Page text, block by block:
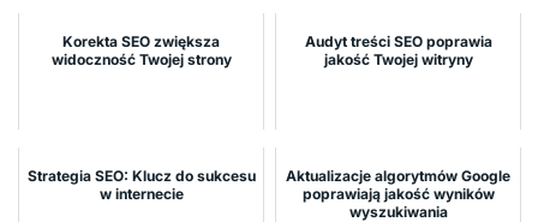
Korekta SEO zwiększa
widoczność Twojej strony
Audyt treści SEO poprawia
jakość Twojej witryny
Strategia SEO: Klucz do sukcesu
w internecie
Aktualizacje algorytmów Google
poprawiają jakość wyników
wyszukiwania